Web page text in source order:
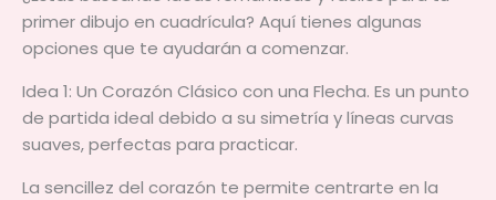
primer dibujo en cuadrícula? Aquí tienes algunas
opciones que te ayudarán a comenzar.
Idea 1: Un Corazón Clásico con una Flecha. Es un punto
de partida ideal debido a su simetría y líneas curvas
suaves, perfectas para practicar.
La sencillez del corazón te permite centrarte en la